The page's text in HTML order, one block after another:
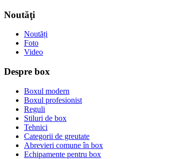
Noutăţi
Noutăți
Foto
Video
Despre box
Boxul modern
Boxul profesionist
Reguli
Stiluri de box
Tehnici
Categorii de greutate
Abrevieri comune în box
Echipamente pentru box